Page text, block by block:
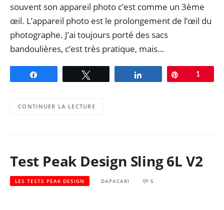
souvent son appareil photo c’est comme un 3ème
œil. L’appareil photo est le prolongement de l’œil du
photographe. J’ai toujours porté des sacs
bandoulières, c’est très pratique, mais…
Partagez Épingle
1
CONTINUER LA LECTURE
Test Peak Design Sling 6L V2
LES TESTS PEAK DESIGN DAPACARI 5